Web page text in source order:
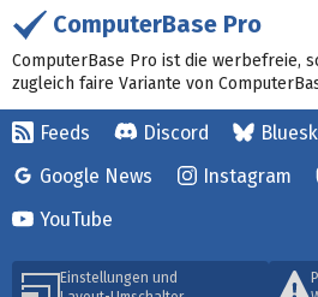
ComputerBase Pro
ComputerBase Pro ist die werbefreie,
zugleich faire Variante von
Feeds Discord
Google News
Instagram
YouTube
Einstellungen und